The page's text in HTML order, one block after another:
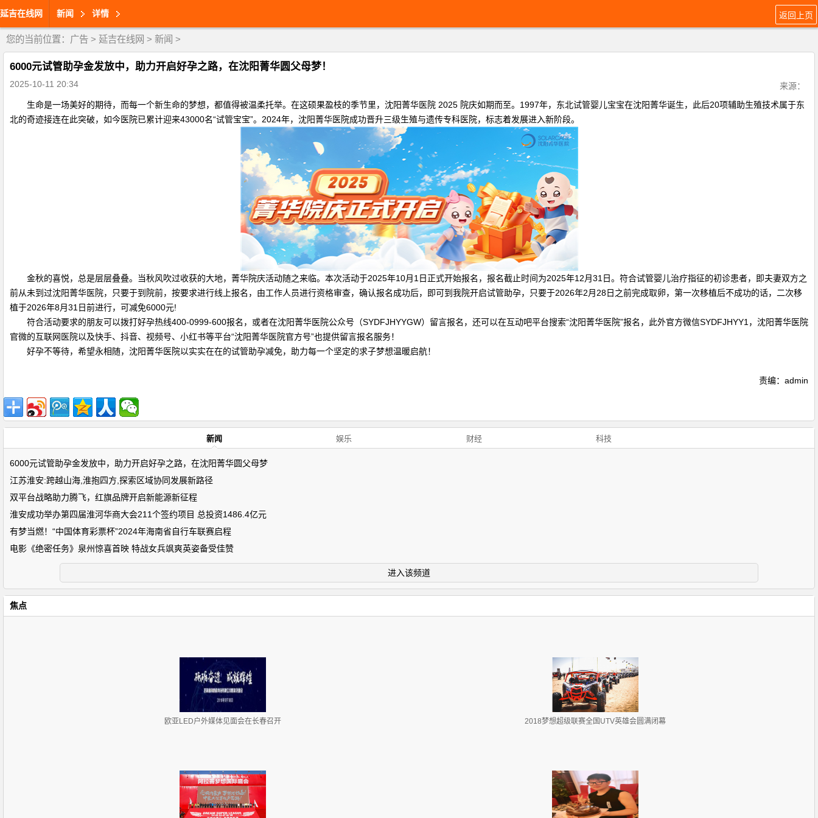
延吉在线网 新闻 详情 返回上页
您的当前位置： 广告 > 延吉在线网 > 新闻 >
6000元试管助孕金发放中，助力开启好孕之路，在沈阳菁华圆父母梦！
2025-10-11 20:34
来源：
生命是一场美好的期待，而每一个新生命的梦想，都值得被温柔托举。在这硕果盈枝的季节里，沈阳菁华医院 2025 院庆如期而至。1997年，东北试管婴儿宝宝在沈阳菁华诞生，此后20项辅助生殖技术属于东
北的奇迹接连在此突破，如今医院已累计迎来43000名“试管宝宝”。2024年，沈阳菁华医院成功晋升三级生殖与遗传专科医院，标志着发展进入新阶段。
金秋的喜悦，总是层层叠叠。当秋风吹过收获的大地，菁华院庆活动随之来临。本次活动于2025年10月1日正式开始报名，报名截止时间为2025年12月31日。符合试管婴儿治疗指征的初诊患者，即夫妻双方之
前从未到过沈阳菁华医院，只要于到院前，按要求进行线上报名，由工作人员进行资格审查，确认报名成功后，即可到我院开启试管助孕，只要于2026年2月28日之前完成取卵，第一次移植后不成功的话，二次移
植于2026年8月31日前进行，可减免6000元!
符合活动要求的朋友可以拨打好孕热线400-0999-600报名，或者在沈阳菁华医院公众号（SYDFJHYYGW）留言报名，还可以在互动吧平台搜索“沈阳菁华医院”报名，此外官方微信SYDFJHYY1，沈阳菁华医院
官微的互联网医院以及快手、抖音、视频号、小红书等平台“沈阳菁华医院官方号”也提供留言报名服务！
好孕不等待，希望永相随，沈阳菁华医院以实实在在的试管助孕减免，助力每一个坚定的求子梦想温暖启航！
责编：admin
新闻 娱乐 财经 科技
6000元试管助孕金发放中，助力开启好孕之路，在沈阳菁华圆父母梦
江苏淮安:跨越山海,淮抱四方,探索区域协同发展新路径
双平台战略助力腾飞，红旗品牌开启新能源新征程
淮安成功举办第四届淮河华商大会211个签约项目 总投资1486.4亿元
有梦当燃！“中国体育彩票杯”2024年海南省自行车联赛启程
电影《绝密任务》泉州惊喜首映 特战女兵飒爽英姿备受佳赞
进入该频道
焦点
欧亚LED户外媒体见面会在长春召开 2018梦想超级联赛全国UTV英雄会圆满闭幕